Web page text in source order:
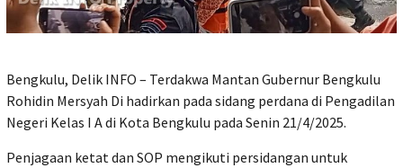
Bengkulu, Delik INFO – Terdakwa Mantan Gubernur Bengkulu
Rohidin Mersyah Di hadirkan pada sidang perdana di Pengadilan
Negeri Kelas I A di Kota Bengkulu pada Senin 21/4/2025.
Penjagaan ketat dan SOP mengikuti persidangan untuk